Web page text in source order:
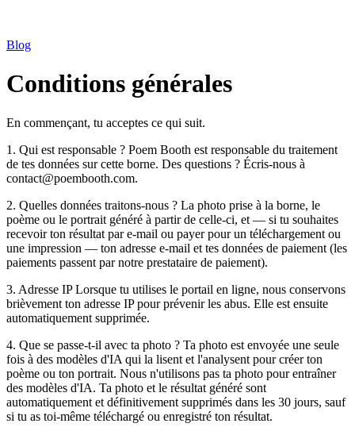
Blog
Conditions générales
En commençant, tu acceptes ce qui suit.
1. Qui est responsable ? Poem Booth est responsable du traitement
de tes données sur cette borne. Des questions ? Écris-nous à
contact@poembooth.com.
2. Quelles données traitons-nous ? La photo prise à la borne, le
poème ou le portrait généré à partir de celle-ci, et — si tu souhaites
recevoir ton résultat par e-mail ou payer pour un téléchargement ou
une impression — ton adresse e-mail et tes données de paiement (les
paiements passent par notre prestataire de paiement).
3. Adresse IP Lorsque tu utilises le portail en ligne, nous conservons
brièvement ton adresse IP pour prévenir les abus. Elle est ensuite
automatiquement supprimée.
4. Que se passe-t-il avec ta photo ? Ta photo est envoyée une seule
fois à des modèles d'IA qui la lisent et l'analysent pour créer ton
poème ou ton portrait. Nous n'utilisons pas ta photo pour entraîner
des modèles d'IA. Ta photo et le résultat généré sont
automatiquement et définitivement supprimés dans les 30 jours, sauf
si tu as toi-même téléchargé ou enregistré ton résultat.